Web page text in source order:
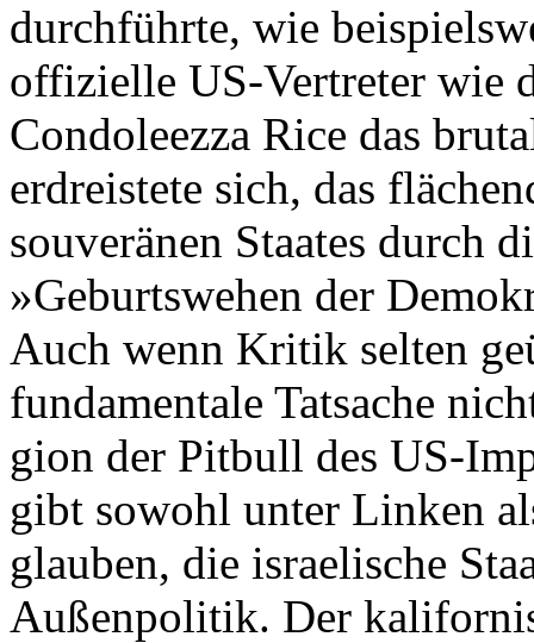
durchführte, wie
offizielle US-Vertreter wie
Condoleezza Rice das
erdreistete sich, das
souveränen Staates durch
»Geburtswehen der
Auch wenn Kritik selten
fundamentale Tatsache
gion der Pitbull des US-
gibt sowohl unter Linken
glauben, die israelische
Außenpolitik. Der